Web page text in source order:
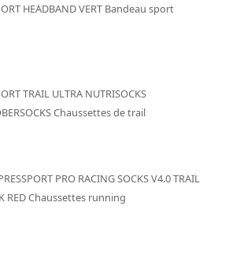
HEADBAND VERT Bandeau sport
TRAIL ULTRA NUTRISOCKS
Chaussettes de trail
PRO RACING SOCKS V4.0 TRAIL
RED Chaussettes running